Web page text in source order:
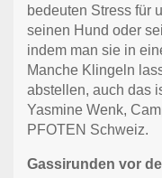
bedeuten Stress für
seinen Hund oder
indem man sie in
Manche Klingeln
abstellen, auch das
Yasmine Wenk,
PFOTEN Schweiz.
Gassirunden vor